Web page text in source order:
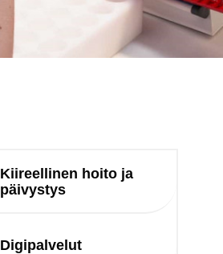
Kiireellinen hoito ja
päivystys
Digipalvelut